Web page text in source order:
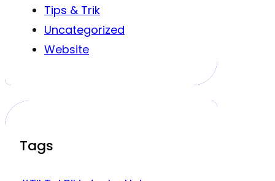
Tips & Trik
Uncategorized
Website
Tags